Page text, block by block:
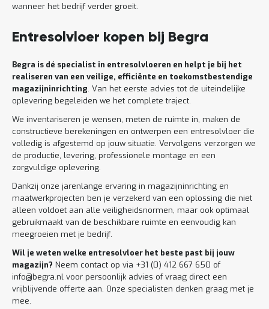
wanneer het bedrijf verder groeit.
Entresolvloer kopen bij Begra
Begra is dé specialist in entresolvloeren en helpt je bij het
realiseren van een veilige, efficiënte en toekomstbestendige
magazijninrichting. Van het eerste advies tot de uiteindelijke
oplevering begeleiden we het complete traject.
We inventariseren je wensen, meten de ruimte in, maken de
constructieve berekeningen en ontwerpen een entresolvloer die
volledig is afgestemd op jouw situatie. Vervolgens verzorgen we
de productie, levering, professionele montage en een
zorgvuldige oplevering.
Dankzij onze jarenlange ervaring in magazijninrichting en
maatwerkprojecten ben je verzekerd van een oplossing die niet
alleen voldoet aan alle veiligheidsnormen, maar ook optimaal
gebruikmaakt van de beschikbare ruimte en eenvoudig kan
meegroeien met je bedrijf.
Wil je weten welke entresolvloer het beste past bij jouw
magazijn? Neem contact op via +31 (0) 412 667 650 of
info@begra.nl voor persoonlijk advies of vraag direct een
vrijblijvende offerte aan. Onze specialisten denken graag met je
mee.